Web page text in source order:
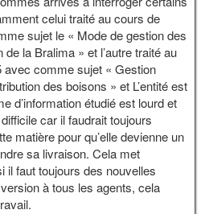
celui traité au cours de
sujet le « Mode de gestion des
la Bralima » et l’autre traité au
avec comme sujet « Gestion
des boisons » et L’entité est
d’information étudié est lourd et
car il faudrait toujours
matière pour qu’elle devienne un
sa livraison. Cela met
il faut toujours des nouvelles
à tous les agents, cela